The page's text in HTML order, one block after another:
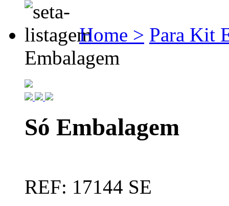
Home > Para Kit
Embalagem
Só Embalagem
REF: 17144 SE